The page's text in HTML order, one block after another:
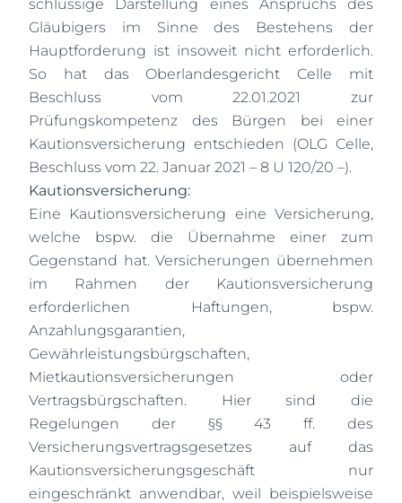
schlüssige Darstellung eines Anspruchs des
Gläubigers im Sinne des Bestehens der
Hauptforderung ist insoweit nicht erforderlich.
So hat das Oberlandesgericht Celle mit
Beschluss vom 22.01.2021 zur
Prüfungskompetenz des Bürgen bei einer
Kautionsversicherung entschieden (OLG Celle,
Beschluss vom 22. Januar 2021 – 8 U 120/20 –).
Kautionsversicherung:
Eine Kautionsversicherung eine Versicherung,
welche bspw. die Übernahme einer zum
Gegenstand hat.Versicherungen übernehmen
im Rahmen der Kautionsversicherung
erforderlichen Haftungen, bspw.
Anzahlungsgarantien,
Gewährleistungsbürgschaften,
Mietkautionsversicherungen oder
Vertragsbürgschaften. Hier sind die
Regelungen der §§ 43 ff. des
Versicherungsvertragsgesetzes auf das
Kautionsversicherungsgeschäft nur
eingeschränkt anwendbar, weil beispielsweise